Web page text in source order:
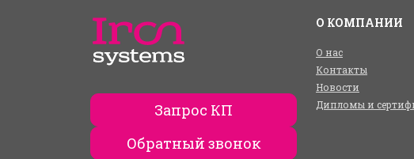
Запрос КП
Обратный звонок
О КОМПАНИИ
О нас
Контакты
Новости
Дипломы и